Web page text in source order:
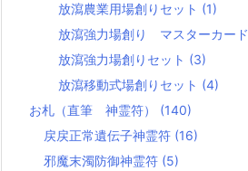
放瀉農業用場創りセット (1)
放瀉強力場創り マスターカード
放瀉強力場創りセット (3)
放瀉移動式場創りセット (4)
お札（直筆 神霊符） (140)
戻戻正常遺伝子神霊符 (16)
邪魔末濁防御神霊符 (5)